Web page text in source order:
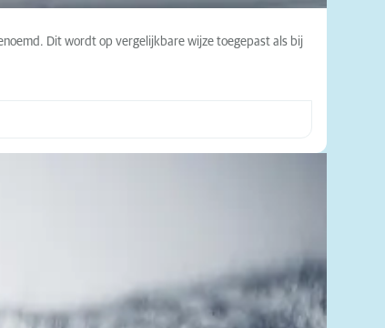
Dit wordt op vergelijkbare wijze toegepast als bij